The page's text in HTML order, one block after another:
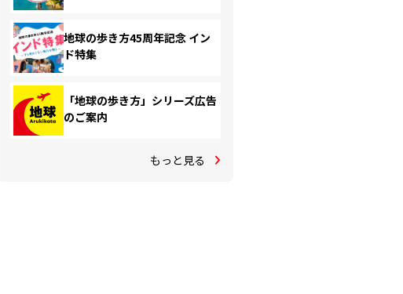
地球の歩き方45周年記念 イン
ド特集
「地球の歩き方」シリーズ広告
のご案内
もっと見る